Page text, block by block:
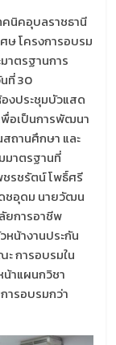
นิคอุบลราชธานี
ษ โครงการอบรม
าตรฐานการ
ที่ 30
งประชุมบัวแสด
พื่อเป็นการพัฒนา
ถานศึกษา และ
มาตรฐานที่
รชรัตน์ โพธิ์ศรี
ชอุดม นายวัฒน
ยการอาชีพ
น้างานประกัน
การอบรมใน
าแผนกวิชา
ารอบรมกว่า